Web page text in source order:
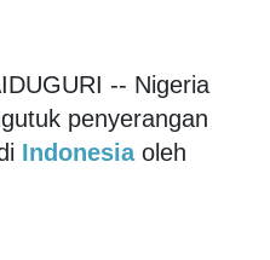
-- Nigeria
penyerangan
Indonesia oleh